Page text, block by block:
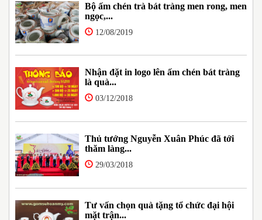
Bộ ấm chén trà bát tràng men rong, men
ngọc,...
12/08/2019
Nhận đặt in logo lên ấm chén bát tràng
là quà...
03/12/2018
Thủ tướng Nguyễn Xuân Phúc đã tới
thăm làng...
29/03/2018
Tư vấn chọn quà tặng tổ chức đại hội
mặt trận...